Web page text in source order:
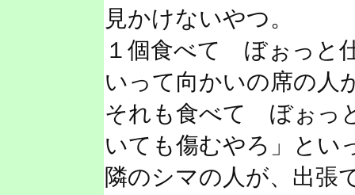
見かけないやつ。
１個食べて ぼぉっと
いって向かいの席の人
それも食べて ぼぉっ
いても傷むやろ」とい
隣のシマの人が、出張